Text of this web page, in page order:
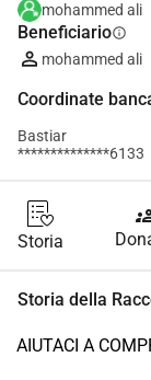
mohammed ali
Beneficiarioinfo
mohammed ali
Coordinate
Bastiar
**************6133
Storia
Storia della
AIUTACI A